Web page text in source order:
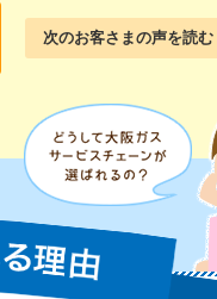
次のお客さまの声を読む